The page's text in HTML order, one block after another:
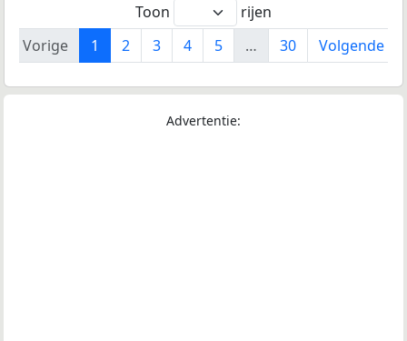
Toon
rijen
Vorige
1 2 3 4 5 … 30 Volgende
Advertentie: